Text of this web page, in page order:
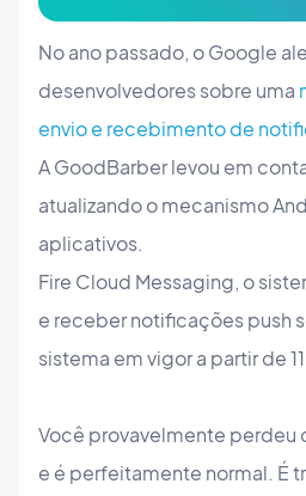
No ano passado, o Google
desenvolvedores sobre uma
envio e recebimento de
A GoodBarber levou em
atualizando o mecanismo
aplicativos.
Fire Cloud Messaging, o
e receber notificações push
sistema em vigor a partir de
Você provavelmente perdeu
e é perfeitamente normal. É